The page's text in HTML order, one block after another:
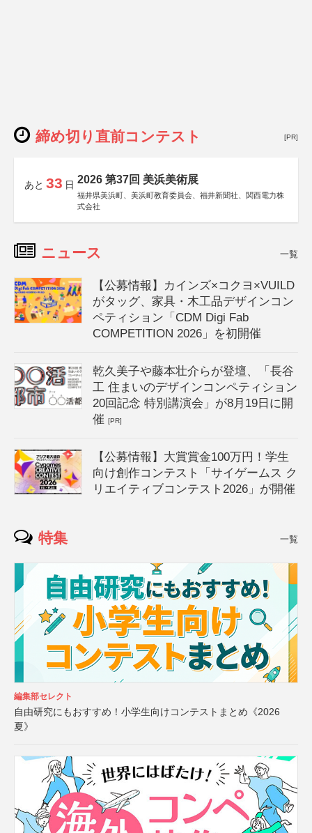
締め切り直前コンテスト [PR]
あと 33 日 2026 第37回 美浜美術展
福井県美浜町、美浜町教育委員会、福井新聞社、関西電力株
式会社
ニュース 一覧
【公募情報】カインズ×コクヨ×VUILD
がタッグ、家具・木工品デザインコン
ペティション「CDM Digi Fab
COMPETITION 2026」を初開催
乾久美子や藤本壮介らが登壇、「長谷
工 住まいのデザインコンペティション
20回記念 特別講演会」が8月19日に開
催[PR]
【公募情報】大賞賞金100万円！学生
向け創作コンテスト「サイゲームス ク
リエイティブコンテスト2026」が開催
特集 一覧
編集部セレクト
自由研究にもおすすめ！小学生向けコンテストまとめ《2026
夏》